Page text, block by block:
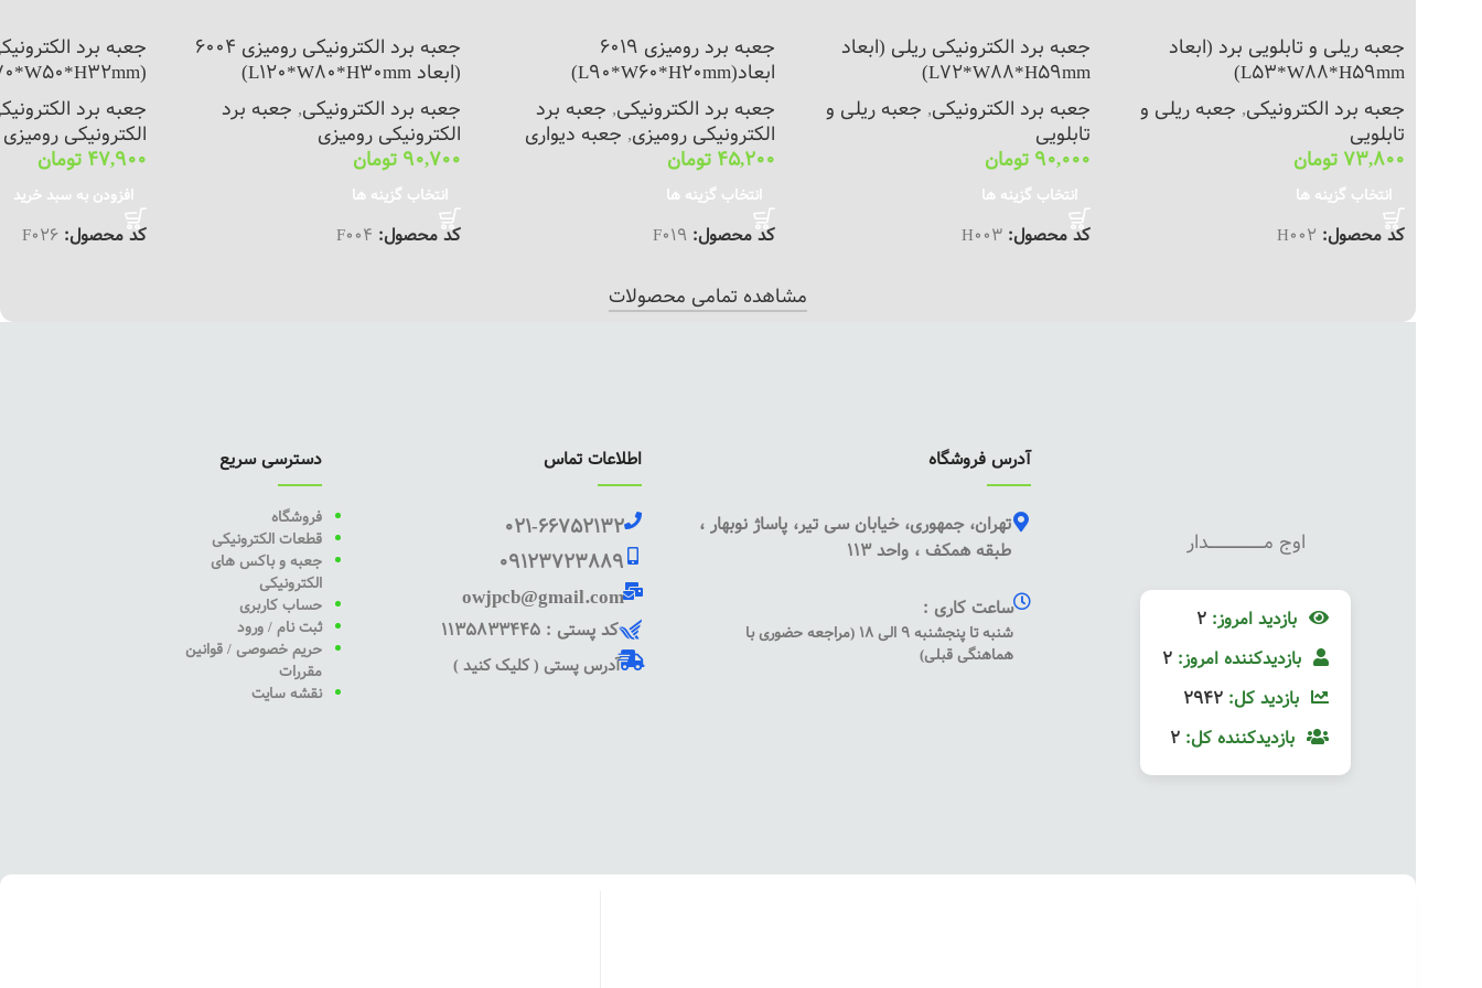
جعبه ریلی و تابلویی برد (ابعاد
L53*W88*H59mm)
جعبه برد الکترونیکی, جعبه ریلی و
تابلویی
73,800 تومان
انتخاب گزینه ها
کد محصول: H002
جعبه برد الکترونیکی ریلی (ابعاد
L72*W88*H59mm)
جعبه برد الکترونیکی, جعبه ریلی و
تابلویی
90,000 تومان
انتخاب گزینه ها
کد محصول:H003
جعبه برد رومیزی 6019
ابعاد(L90*W60*H20mm)
جعبه برد الکترونیکی, جعبه برد
الکترونیکی رومیزی, جعبه دیواری
45,200 تومان
انتخاب گزینه ها
کد محصول: F019
جعبه برد الکترونیکی رومیزی 6004
(ابعاد L120*W80*H30mm)
جعبه برد الکترونیکی, جعبه برد
الکترونیکی رومیزی
90,700 تومان
انتخاب گزینه ها
کد محصول: F004
جعبه برد
(L70*W50*H32mm)
جعبه برد
الکترونیکی رومیزی
47,900 تومان
افزودن به سبد خرید
کد محصول:F026
مشاهده تمامی محصولات
اوج مـــــــــــــــــــــــــدار
بازدید امروز:
بازدیدکننده امروز:
بازدید کل:
بازدیدکننده کل:
آدرس فروشگاه
تهران، جمهوری، خیابان سی تیر، پاساژ نوبهار ،
طبقه همکف ، واحد 113
ساعت کاری :
شنبه تا پنجشنبه 9 الی 18 (مراجعه حضوری با
هماهنگی قبلی)
اطلاعات تماس
021-66752132
09123723889
owjpcb@gmail.com
کد پستی : 1135833445
آدرس پستی ( کلیک کنید )
دسترسی سریع
فروشگاه
قطعات الکترونیکی
جعبه و باکس های
الکترونیکی
حساب کاربری
ثبت نام / ورود
حریم خصوصی / قوانین
مقررات
نقشه سایت